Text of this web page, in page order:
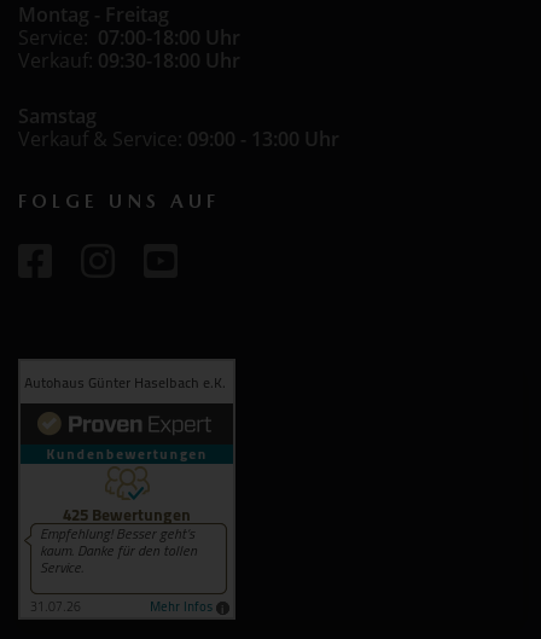
Montag - Freitag
Service: 07:00-18:00 Uhr
Verkauf: 09:30-18:00 Uhr
Samstag
Verkauf & Service: 09:00 - 13:00 Uhr
FOLGE UNS AUF